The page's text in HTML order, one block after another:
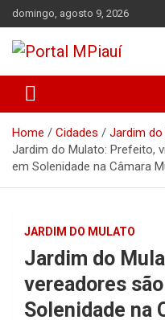
Skip
to
content
domingo, agosto 9, 2026
Portal MPiauí
Parnaíba
Home Cidades
Jardim
Jardim do Mulato: Prefeito,
em Solenidade na Câmara
JARDIM DO MULATO
Jardim do
vereadores
Solenidade na